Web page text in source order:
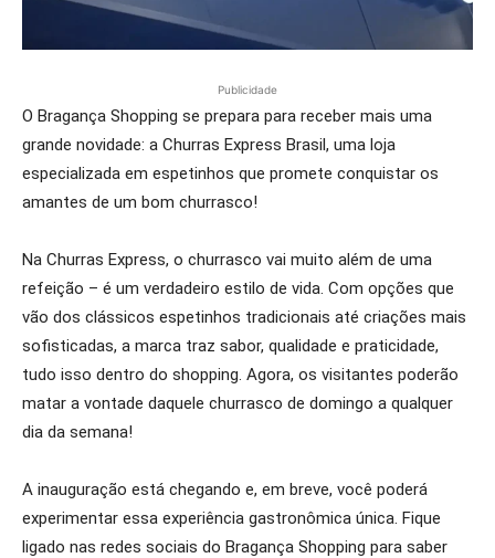
Publicidade
O Bragança Shopping se prepara para receber mais uma
grande novidade: a Churras Express Brasil, uma loja
especializada em espetinhos que promete conquistar os
amantes de um bom churrasco!
Na Churras Express, o churrasco vai muito além de uma
refeição – é um verdadeiro estilo de vida. Com opções que
vão dos clássicos espetinhos tradicionais até criações mais
sofisticadas, a marca traz sabor, qualidade e praticidade,
tudo isso dentro do shopping. Agora, os visitantes poderão
matar a vontade daquele churrasco de domingo a qualquer
dia da semana!
A inauguração está chegando e, em breve, você poderá
experimentar essa experiência gastronômica única. Fique
ligado nas redes sociais do Bragança Shopping para saber